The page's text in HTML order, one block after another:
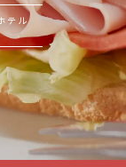
テル